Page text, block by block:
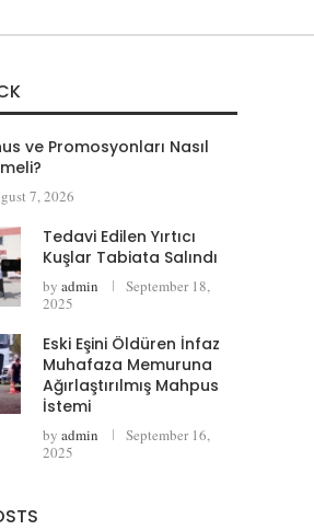
ve Promosyonları Nasıl
7, 2026
Tedavi Edilen Yırtıcı
Kuşlar Tabiata Salındı
by admin
September 18,
2025
Eski Eşini Öldüren İnfaz
Muhafaza Memuruna
Ağırlaştırılmış Mahpus
İstemi
by admin
September 16,
2025